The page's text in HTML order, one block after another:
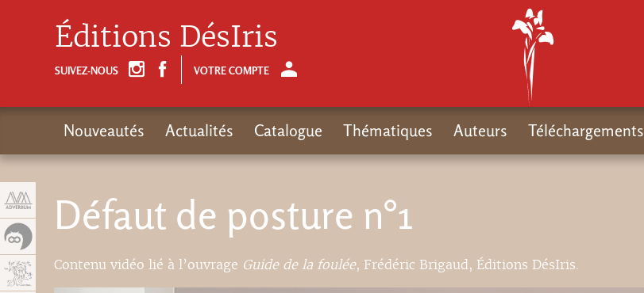
Défaut de posture n°1
Contenu vidéo lié à l’ouvrage Guide de la foulée, Frédéric Brigaud, Éditions DésIris.
Éditions DésIris
SUIVEZ-NOUS VOTRE COMPTE
Nouveautés Actualités Catalogue Thématiques Auteurs Téléchargements